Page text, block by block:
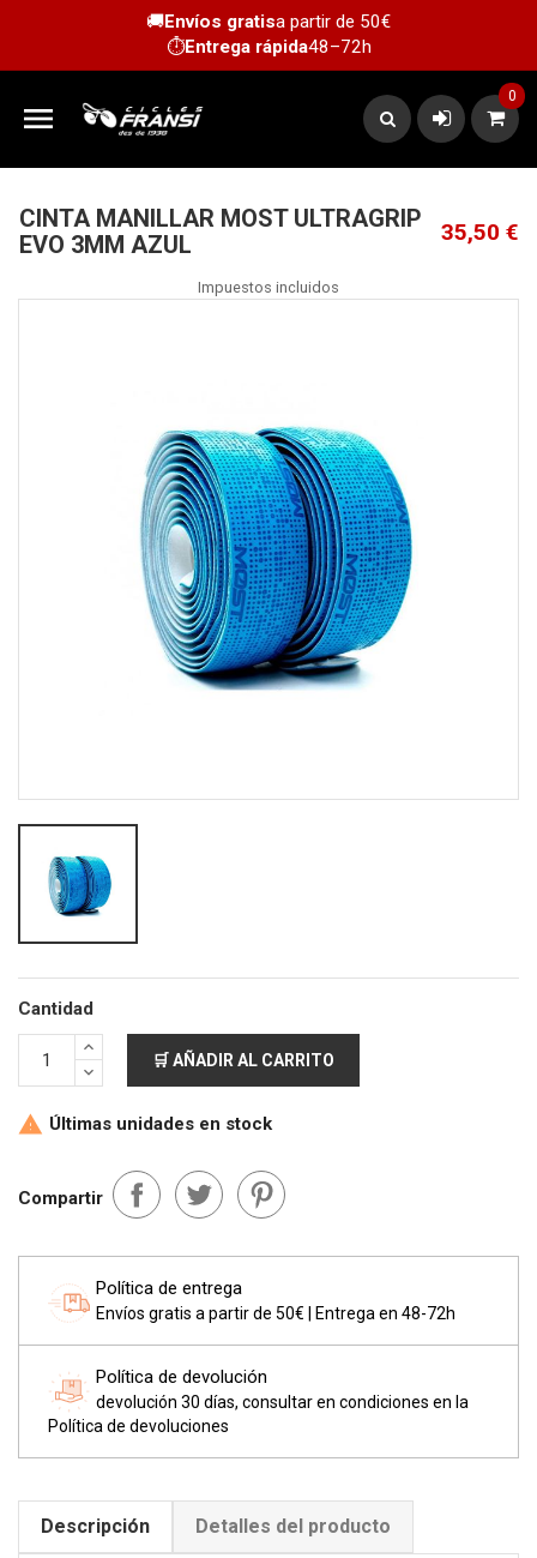
🚚Envíos gratisa partir de 50€
⏱️Entrega rápida48–72h

0
CINTA MANILLAR MOST ULTRAGRIP
EVO 3MM AZUL
35,50 €
Impuestos incluidos
Cantidad
🛒 AÑADIR AL CARRITO
 Últimas unidades en stock
Compartir
Política de entrega
Envíos gratis a partir de 50€ | Entrega en 48-72h
Política de devolución
devolución 30 días, consultar en condiciones en la
Política de devoluciones
Descripción Detalles del producto